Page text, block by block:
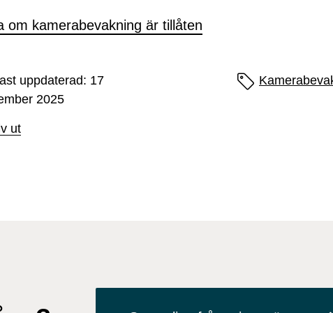
om kamerabevakning är tillåten
uppdaterad: 17
2025
ut
Sidans etiketter